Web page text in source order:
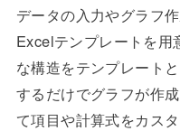
データの入力やグラフ
Excelテンプレートを用
な構造をテンプレート
するだけでグラフが作
て項目や計算式をカス